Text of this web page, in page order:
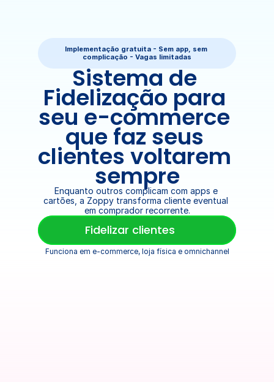
Implementação gratuita - Sem app, sem
complicação - Vagas limitadas
Sistema de
Fidelização para
seu e-commerce
que faz seus
clientes voltarem
sempre
Enquanto outros complicam com apps e
cartões, a Zoppy transforma cliente eventual
em comprador recorrente.
Fidelizar clientes
Funciona em e-commerce, loja física e omnichannel